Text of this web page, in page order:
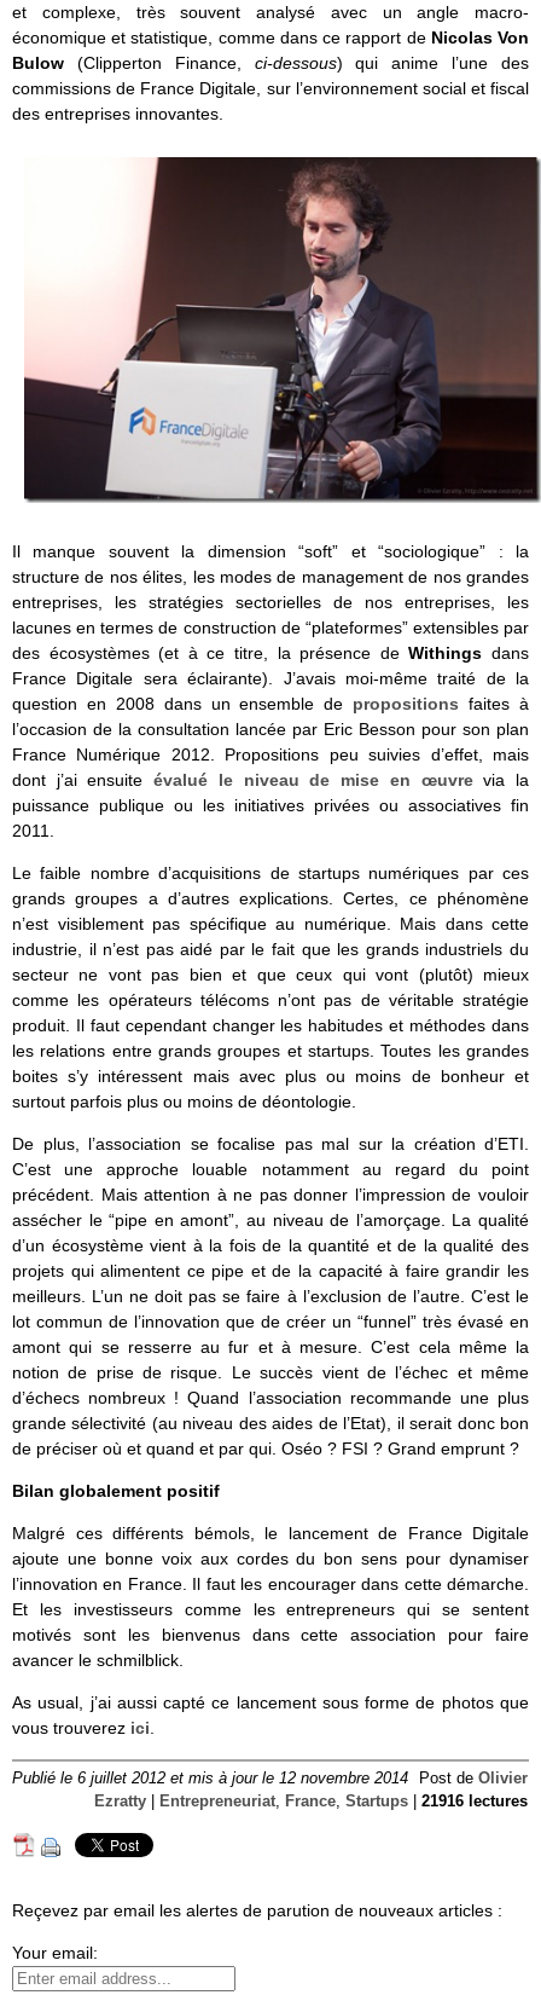
et complexe, très souvent analysé avec un angle macro-
économique et statistique, comme dans ce rapport de Nicolas Von
Bulow (Clipperton Finance, ci-dessous) qui anime l’une des
commissions de France Digitale, sur l’environnement social et fiscal
des entreprises innovantes.
Il manque souvent la dimension “soft” et “sociologique” : la
structure de nos élites, les modes de management de nos grandes
entreprises, les stratégies sectorielles de nos entreprises, les
lacunes en termes de construction de “plateformes” extensibles par
des écosystèmes (et à ce titre, la présence deWithings dans
France Digitale sera éclairante). J’avais moi-même traité de la
question en 2008 dans un ensemble de propositions faites à
l’occasion de la consultation lancée par Eric Besson pour son plan
France Numérique 2012. Propositions peu suivies d’effet, mais
dont j’ai ensuiteévalué le niveau de mise en œuvrevia la
puissance publique ou les initiatives privées ou associatives fin
2011.
Le faible nombre d’acquisitions de startups numériques par ces
grands groupes a d’autres explications. Certes, ce phénomène
n’est visiblement pas spécifique au numérique. Mais dans cette
industrie, il n’est pas aidé par le fait que les grands industriels du
secteur ne vont pas bien et que ceux qui vont (plutôt) mieux
comme les opérateurs télécoms n’ont pas de véritable stratégie
produit. Il faut cependant changer les habitudes et méthodes dans
les relations entre grands groupes et startups. Toutes les grandes
boites s’y intéressent mais avec plus ou moins de bonheur et
surtout parfois plus ou moins de déontologie.
De plus, l’association se focalise pas mal sur la création d’ETI.
C’est une approche louable notamment au regard du point
précédent. Mais attention à ne pas donner l’impression de vouloir
assécher le “pipe en amont”, au niveau de l’amorçage. La qualité
d’un écosystème vient à la fois de la quantité et de la qualité des
projets qui alimentent ce pipe et de la capacité à faire grandir les
meilleurs. L’un ne doit pas se faire à l’exclusion de l’autre. C’est le
lot commun de l’innovation que de créer un “funnel” très évasé en
amont qui se resserre au fur et à mesure. C’est cela même la
notion de prise de risque. Le succès vient de l’échec et même
d’échecs nombreux ! Quand l’association recommande une plus
grande sélectivité (au niveau des aides de l’Etat), il serait donc bon
de préciser où et quand et par qui. Oséo ? FSI ? Grand emprunt ?
Bilan globalement positif
Malgré ces différents bémols, le lancement de France Digitale
ajoute une bonne voix aux cordes du bon sens pour dynamiser
l’innovation en France. Il faut les encourager dans cette démarche.
Et les investisseurs comme les entrepreneurs qui se sentent
motivés sont les bienvenus dans cette association pour faire
avancer le schmilblick.
As usual, j’ai aussi capté ce lancement sous forme de photos que
vous trouverez ici.
Publié le 6 juillet 2012 et mis à jour le 12 novembre 2014 Post de Olivier
Ezratty
Entrepreneuriat, France, Startups 21916 lectures
Reçevez par email les alertes de parution de nouveaux articles :
Your email: